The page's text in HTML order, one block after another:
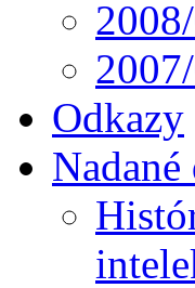
Odkazy
Nadané